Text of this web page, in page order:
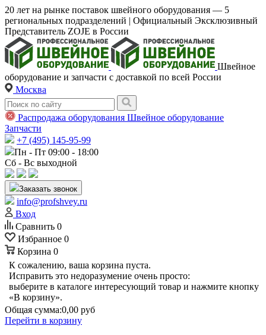
20 лет на рынке поставок швейного оборудования — 5
региональных подразделений | Официальный Эксклюзивный
Представитель ZOJE в России
Швейное
оборудование и запчасти с доставкой по всей России
Москва
Распродажа оборудования Швейное оборудование
Запчасти
+7 (495) 145-95-99
Пн - Пт 09:00 - 18:00
Сб - Вс выходной
Заказать звонок
info@profshvey.ru
Вход
Сравнить 0
Избранное 0
Корзина 0
К сожалению, ваша корзина пуста.
Исправить это недоразумение очень просто:
выберите в каталоге интересующий товар и нажмите кнопку
«В корзину».
Общая сумма:0,00 руб
Перейти в корзину